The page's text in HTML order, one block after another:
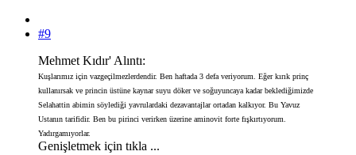
#9
Mehmet Kıdır' Alıntı:
Kuşlarımız için vazgeçilmezlerdendir. Ben haftada 3 defa veriyorum. Eğer kırık prinç
kullanırsak ve princin üstüne kaynar suyu döker ve soğuyuncaya kadar beklediğimizde
Selahattin abimin söylediği yavrulardaki dezavantajlar ortadan kalkıyor. Bu Yavuz
Ustanın tarifidir. Ben bu pirinci verirken üzerine aminovit forte fışkırtıyorum.
Yadırgamıyorlar.
Genişletmek için tıkla ...